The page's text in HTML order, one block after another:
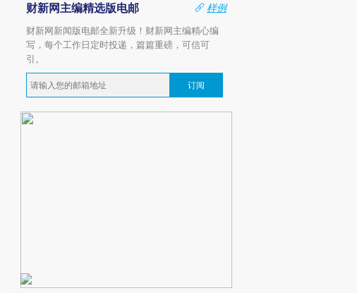
财新网主编精选版电邮
样例
财新网新闻版电邮全新升级！财新网主编精心编
写，每个工作日定时投递，篇篇重磅，可信可
引。
订阅